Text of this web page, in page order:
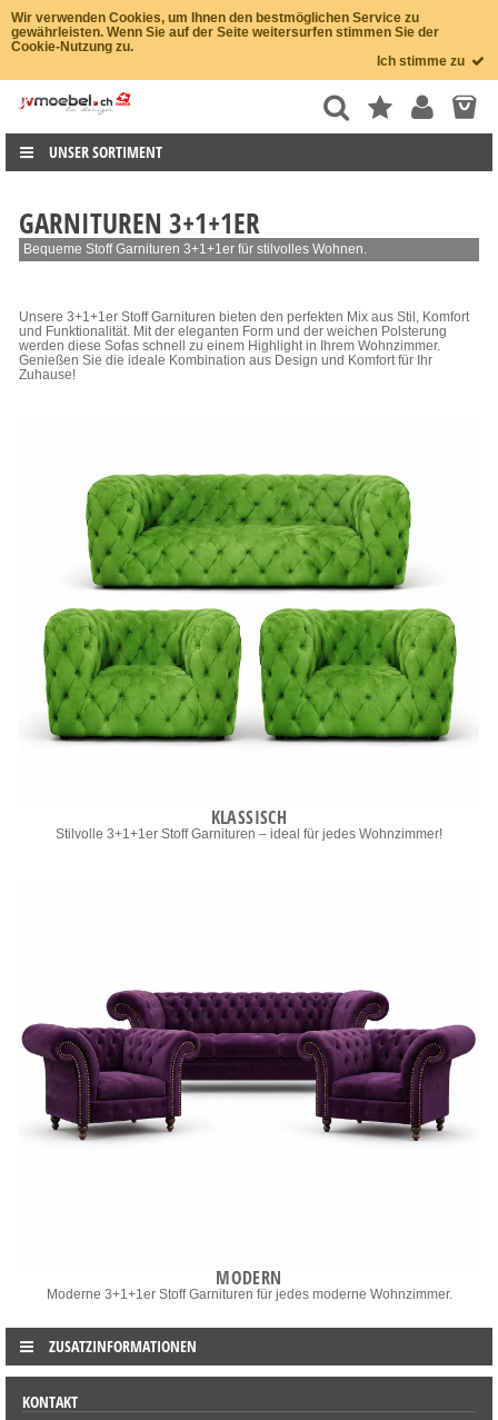
Wir verwenden Cookies, um Ihnen den bestmöglichen Service zu
gewährleisten. Wenn Sie auf der Seite weitersurfen stimmen Sie der
Cookie-Nutzung zu.
Ich stimme zu
UNSER SORTIMENT
GARNITUREN 3+1+1ER
Bequeme Stoff Garnituren 3+1+1er für stilvolles Wohnen.
Unsere 3+1+1er Stoff Garnituren bieten den perfekten Mix aus Stil, Komfort
und Funktionalität. Mit der eleganten Form und der weichen Polsterung
werden diese Sofas schnell zu einem Highlight in Ihrem Wohnzimmer.
Genießen Sie die ideale Kombination aus Design und Komfort für Ihr
Zuhause!
KLASSISCH
Stilvolle 3+1+1er Stoff Garnituren – ideal für jedes Wohnzimmer!
MODERN
Moderne 3+1+1er Stoff Garnituren für jedes moderne Wohnzimmer.
ZUSATZINFORMATIONEN
KONTAKT